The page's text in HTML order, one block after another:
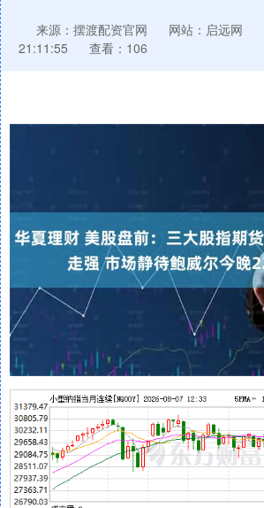
来源：摆渡配资官网 网站：启远网
21:11:55
查看：106